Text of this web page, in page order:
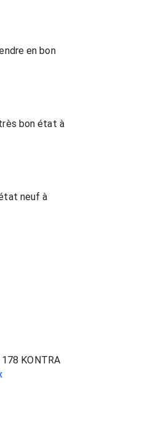
en bon
bon état à
neuf à
178 KONTRA